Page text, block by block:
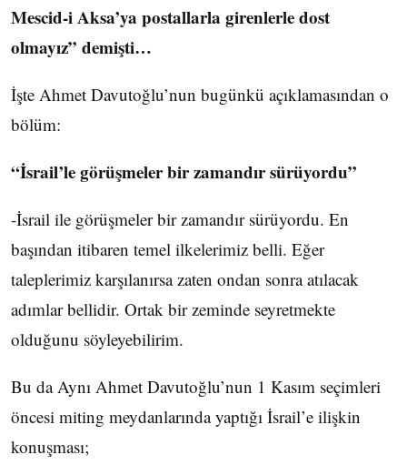
Mescid-i Aksa’ya postallarla girenlerle dost
olmayız” demişti…
İşte Ahmet Davutoğlu’nun bugünkü açıklamasından o
bölüm:
“İsrail’le görüşmeler bir zamandır sürüyordu”
-İsrail ile görüşmeler bir zamandır sürüyordu. En
başından itibaren temel ilkelerimiz belli. Eğer
taleplerimiz karşılanırsa zaten ondan sonra atılacak
adımlar bellidir. Ortak bir zeminde seyretmekte
olduğunu söyleyebilirim.
Bu da Aynı Ahmet Davutoğlu’nun 1 Kasım seçimleri
öncesi miting meydanlarında yaptığı İsrail’e ilişkin
konuşması;